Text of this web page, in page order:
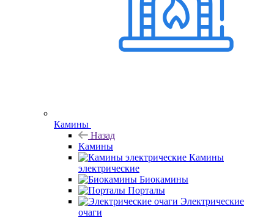
Камины
Назад
Камины
Камины
электрические
Биокамины
Порталы
Электрические
очаги